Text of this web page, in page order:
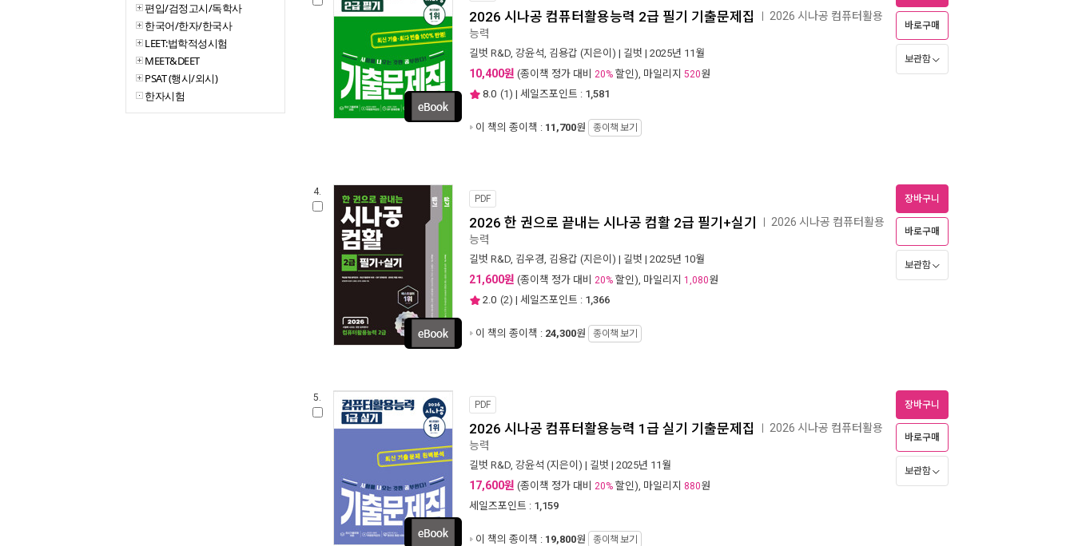
편입/검정고시/독학사
한국어/한자/한국사
LEET:법학적성시험
MEET&DEET
PSAT (행시/외시)
한자시험
2026 시나공 컴퓨터활용능력 2급 필기 기출문제집 2026 시나공 컴퓨터활용
능력
길벗 R&D, 강윤석, 김용갑 (지은이) | 길벗 | 2025년 11월
10,400원 (종이책 정가 대비 20% 할인), 마일리지 520원
8.0 (1) | 세일즈포인트 : 1,581
이 책의 종이책 : 11,700원 종이책 보기
바로구매
보관함
4.
PDF
2026 한 권으로 끝내는 시나공 컴활 2급 필기+실기 2026 시나공 컴퓨터활용
능력
길벗 R&D, 김우경, 김용갑 (지은이) | 길벗 | 2025년 10월
21,600원 (종이책 정가 대비 20% 할인), 마일리지 1,080원
2.0 (2) | 세일즈포인트 : 1,366
이 책의 종이책 : 24,300원 종이책 보기
장바구니
바로구매
보관함
5.
PDF
2026 시나공 컴퓨터활용능력 1급 실기 기출문제집 2026 시나공 컴퓨터활용
능력
길벗 R&D, 강윤석 (지은이) | 길벗 | 2025년 11월
17,600원 (종이책 정가 대비 20% 할인), 마일리지 880원
세일즈포인트 : 1,159
이 책의 종이책 : 19,800원 종이책 보기
장바구니
바로구매
보관함